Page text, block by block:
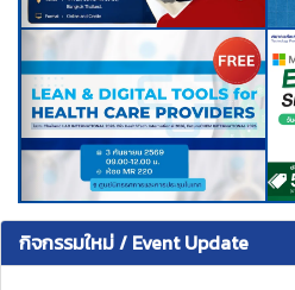
กิจกรรมใหม่ / Event Update